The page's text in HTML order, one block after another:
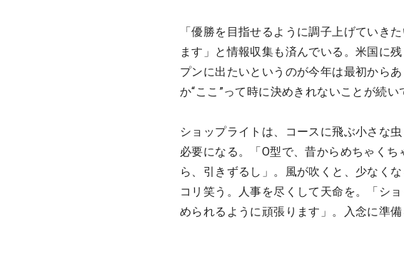
「優勝を目指せるように調子上げていき
ます」と情報収集も済んでいる。米国に
プンに出たいというのが今年は最初から
か“ここ”って時に決めきれないことが続い
ショップライトは、コースに飛ぶ小さな
必要になる。「O型で、昔からめちゃく
ら、引きずるし」。風が吹くと、少なく
コリ笑う。人事を尽くして天命を。「シ
められるように頑張ります」。入念に準備